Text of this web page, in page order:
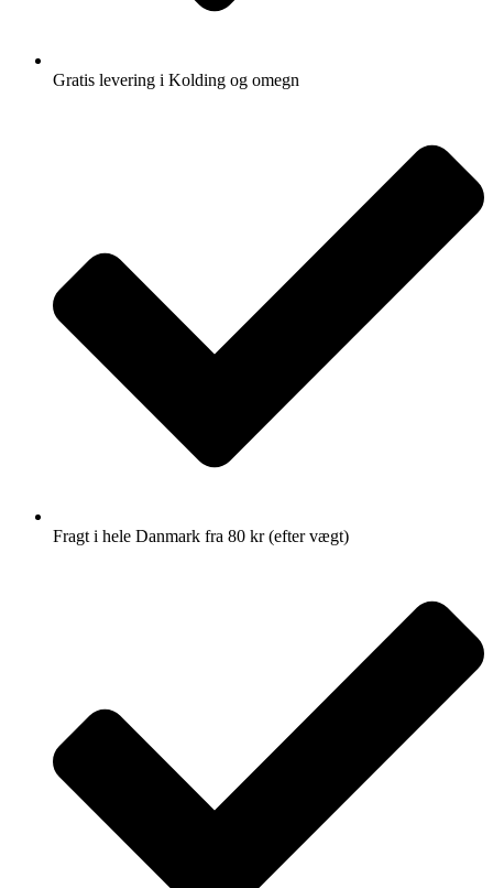
Gratis levering i Kolding og omegn
Fragt i hele Danmark fra 80 kr (efter vægt)